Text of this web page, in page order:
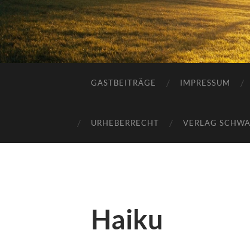
GASTBEITRÄGE IMPRESSUM
URHEBERRECHT VERLAG
Haiku